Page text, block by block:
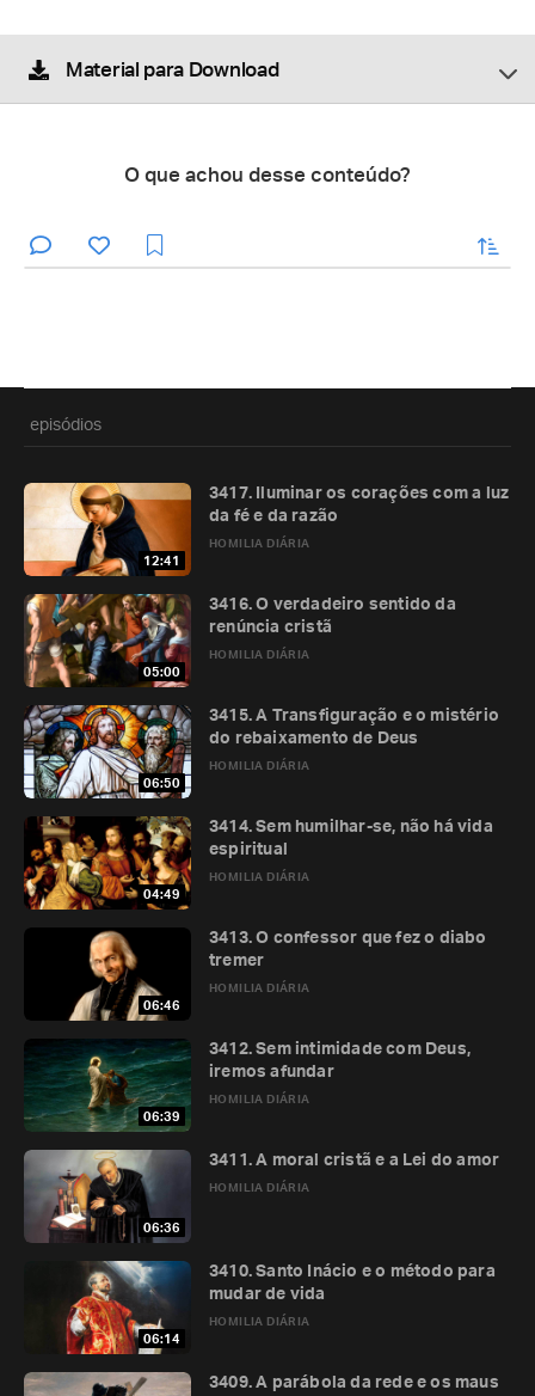
Material para Download
O que achou desse conteúdo?
enviar
episódios
12:41
HOMILIA DIÁRIA
3417. Iluminar os corações com a luz
da fé e da razão
05:00
HOMILIA DIÁRIA
3416. O verdadeiro sentido da
renúncia cristã
06:50
HOMILIA DIÁRIA
3415. A Transfiguração e o mistério
do rebaixamento de Deus
04:49
HOMILIA DIÁRIA
3414. Sem humilhar-se, não há vida
espiritual
06:46
HOMILIA DIÁRIA
3413. O confessor que fez o diabo
tremer
06:39
HOMILIA DIÁRIA
3412. Sem intimidade com Deus,
iremos afundar
06:36
HOMILIA DIÁRIA
3411. A moral cristã e a Lei do amor
06:14
HOMILIA DIÁRIA
3410. Santo Inácio e o método para
mudar de vida
3409. A parábola da rede e os maus